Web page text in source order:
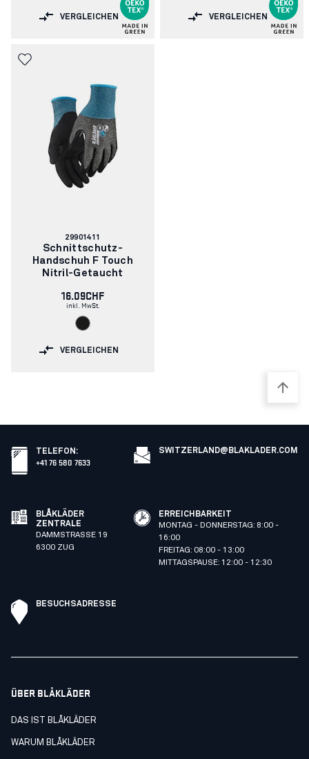
VERGLEICHEN VERGLEICHEN
Artikelnummer:
29901411
Schnittschutz-
Handschuh F Touch
Nitril-Getaucht
16.09CHF
inkl. MwSt.
VERGLEICHEN
TELEFON :
+41 76 580 7633
SWITZERLAND@BLAKLADER.COM
BLÅKLÄDER
ZENTRALE
DAMMSTRASSE 19
6300 ZUG
ERREICHBARKEIT
MONTAG - DONNERSTAG: 8:00 -
16:00
FREITAG: 08:00 - 13:00
MITTAGSPAUSE: 12:00 - 12:30
BESUCHSADRESSE
ÜBER BLÅKLÄDER
DAS IST BLÅKLÄDER
WARUM BLÅKLÄDER